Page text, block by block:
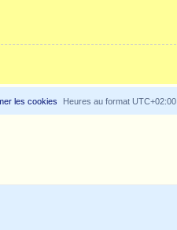
Heures au format UTC+02:00
les cookies